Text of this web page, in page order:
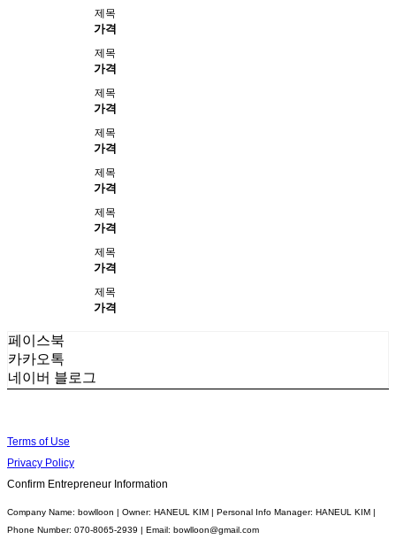
제목
가격
제목
가격
제목
가격
제목
가격
제목
가격
제목
가격
제목
가격
제목
가격
페이스북
카카오톡
네이버 블로그
Terms of Use
Privacy Policy
Confirm Entrepreneur Information
Company Name: bowlloon | Owner: HANEUL KIM | Personal Info Manager: HANEUL KIM |
Phone Number: 070-8065-2939 | Email: bowlloon@gmail.com